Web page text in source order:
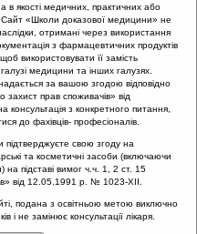
з позиції EPOS-2020
EPOS-2020
з
якості медичних, практичних або
Сайт «Школи доказової медицини» не
отримані через використання
з фармацевтичних продуктів
використовувати її замість
медицини та інших галузях.
за вашою згодою відповідно
прав споживачів» від
з конкретного питання,
до фахівців- професіоналів.
свою згоду на
та косметичні засоби (включаючи
на підставі вимог ч.ч. 1, 2 ст. 15
від 12.05.1991 р. № 1023-XII.
подана з освітньою метою виключно
не замінює консультації лікаря.